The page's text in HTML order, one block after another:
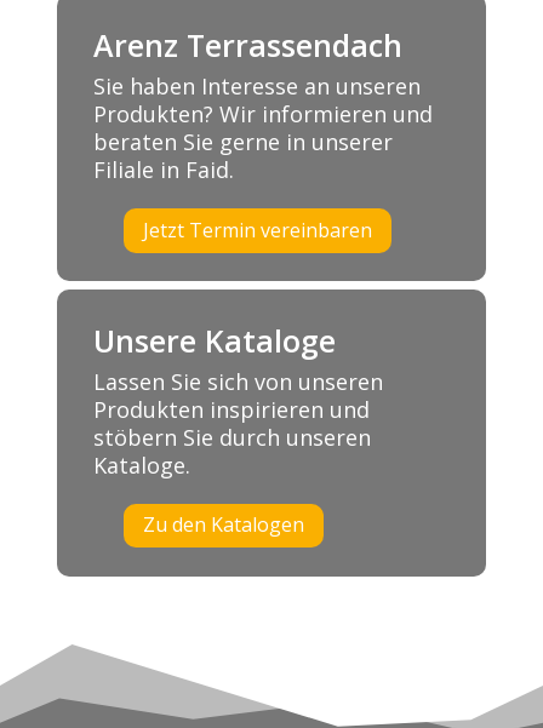
Arenz Terrassendach
Sie haben Interesse an unseren
Produkten? Wir informieren und
beraten Sie gerne in unserer
Filiale in Faid.
Jetzt Termin vereinbaren
Unsere Kataloge
Lassen Sie sich von unseren
Produkten inspirieren und
stöbern Sie durch unseren
Kataloge.
Zu den Katalogen